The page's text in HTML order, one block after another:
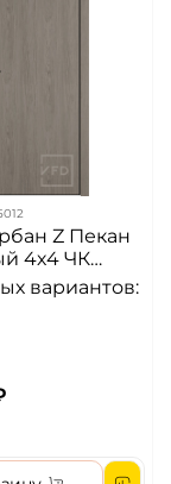
Z Пекан
4х4 ЧК
кромка
вариантов: